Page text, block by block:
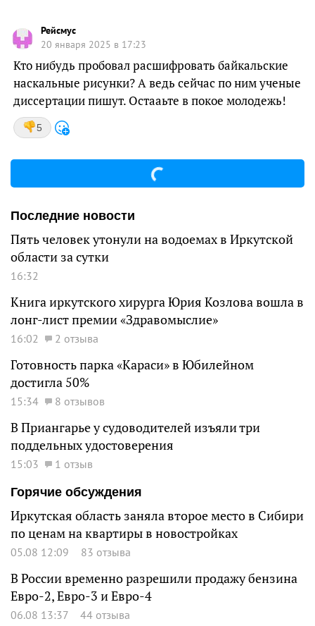
Рейсмус
20 января 2025 в 17:23
Кто нибудь пробовал расшифровать байкальские
наскальные рисунки? А ведь сейчас по ним ученые
диссертации пишут. Остааьте в покое молодежь!
5
Последние новости
Пять человек утонули на водоемах в Иркутской
области за сутки
16:32
Книга иркутского хирурга Юрия Козлова вошла в
лонг-лист премии «Здравомыслие»
16:02 2 отзыва
Готовность парка «Караси» в Юбилейном
достигла 50%
15:34 8 отзывов
В Приангарье у судоводителей изъяли три
поддельных удостоверения
15:03
1 отзыв
Горячие обсуждения
Иркутская область заняла второе место в Сибири
по ценам на квартиры в новостройках
05.08 12:09 83 отзыва
В России временно разрешили продажу бензина
Евро-2, Евро-3 и Евро-4
06.08 13:37 44 отзыва